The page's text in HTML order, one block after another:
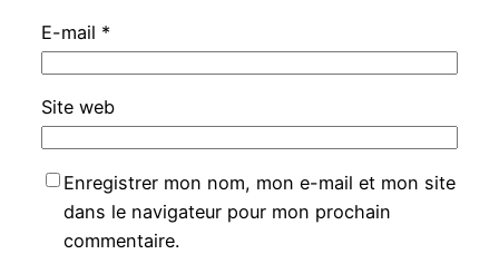
E-mail *
Site web
Enregistrer mon nom, mon e-mail et mon site
dans le navigateur pour mon prochain
commentaire.